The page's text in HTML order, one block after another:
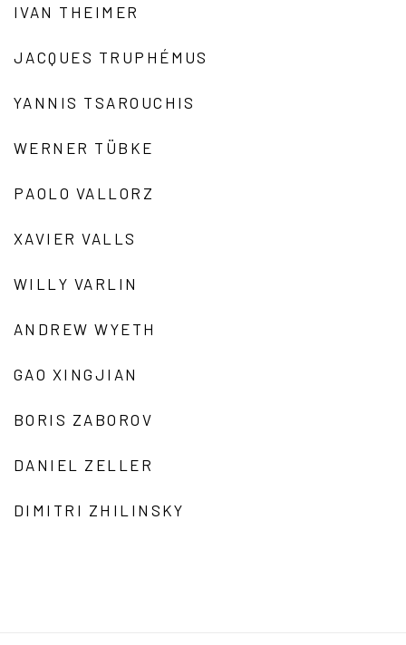
IVAN THEIMER
JACQUES TRUPHÉMUS
YANNIS TSAROUCHIS
WERNER TÜBKE
PAOLO VALLORZ
XAVIER VALLS
WILLY VARLIN
ANDREW WYETH
GAO XINGJIAN
BORIS ZABOROV
DANIEL ZELLER
DIMITRI ZHILINSKY